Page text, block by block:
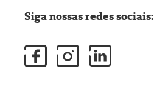
Siga nossas redes sociais: